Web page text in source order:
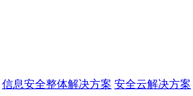
信息安全整体解决方案 安全云解决方案